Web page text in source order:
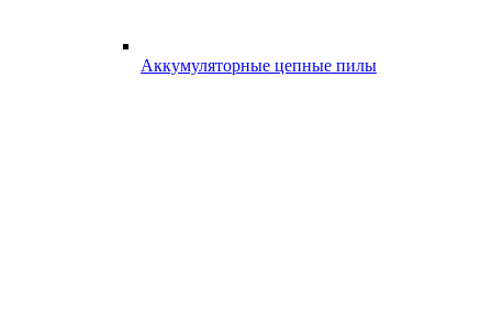
Аккумуляторные цепные пилы